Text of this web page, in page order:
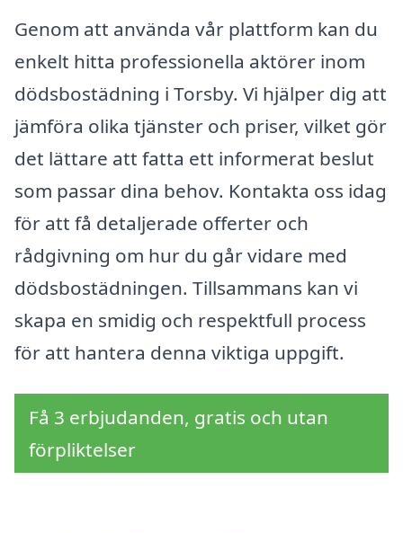
Genom att använda vår plattform kan du
enkelt hitta professionella aktörer inom
dödsbostädning i Torsby. Vi hjälper dig att
jämföra olika tjänster och priser, vilket gör
det lättare att fatta ett informerat beslut
som passar dina behov. Kontakta oss idag
för att få detaljerade offerter och
rådgivning om hur du går vidare med
dödsbostädningen. Tillsammans kan vi
skapa en smidig och respektfull process
för att hantera denna viktiga uppgift.
Få 3 erbjudanden, gratis och utan
förpliktelser